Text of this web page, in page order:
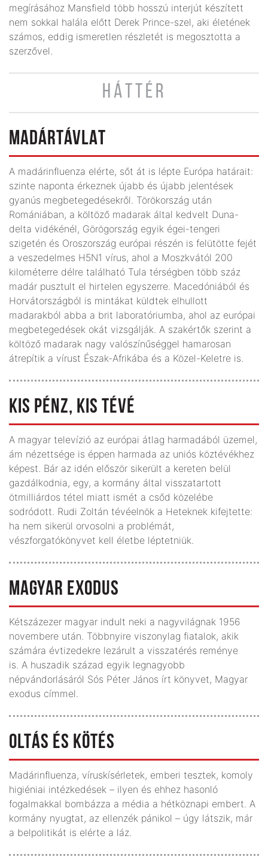
megírásához Mansfield több hosszú interjút készített
nem sokkal halála előtt Derek Prince-szel, aki életének
számos, eddig ismeretlen részletét is megosztotta a
szerzővel.
HÁTTÉR
MADÁRTÁVLAT
A madárinfluenza elérte, sőt át is lépte Európa határait:
szinte naponta érkeznek újabb és újabb jelentések
gyanús megbetegedésekről. Törökország után
Romániában, a költöző madarak által kedvelt Duna-
delta vidékénél, Görögország egyik égei-tengeri
szigetén és Oroszország európai részén is felütötte fejét
a veszedelmes H5N1 vírus, ahol a Moszkvától 200
kilométerre délre található Tula térségben több száz
madár pusztult el hirtelen egyszerre. Macedóniából és
Horvátországból is mintákat küldtek elhullott
madarakból abba a brit laboratóriumba, ahol az európai
megbetegedések okát vizsgálják. A szakértők szerint a
költöző madarak nagy valószínűséggel hamarosan
átrepítik a vírust Észak-Afrikába és a Közel-Keletre is.
KIS PÉNZ, KIS TÉVÉ
A magyar televízió az európai átlag harmadából üzemel,
ám nézettsége is éppen harmada az uniós köztévékhez
képest. Bár az idén először sikerült a kereten belül
gazdálkodnia, egy, a kormány által visszatartott
ötmilliárdos tétel miatt ismét a csőd közelébe
sodródott. Rudi Zoltán tévéelnök a Heteknek kifejtette:
ha nem sikerül orvosolni a problémát,
vészforgatókönyvet kell életbe léptetniük.
MAGYAR EXODUS
Kétszázezer magyar indult neki a nagyvilágnak 1956
novembere után. Többnyire viszonylag fiatalok, akik
számára évtizedekre lezárult a visszatérés reménye
is. A huszadik század egyik legnagyobb
népvándorlásáról Sós Péter János írt könyvet, Magyar
exodus címmel.
OLTÁS ÉS KÖTÉS
Madárinfluenza, víruskísérletek, emberi tesztek, komoly
higiéniai intézkedések – ilyen és ehhez hasonló
fogalmakkal bombázza a média a hétköznapi embert. A
kormány nyugtat, az ellenzék pánikol – úgy látszik, már
a belpolitikát is elérte a láz.